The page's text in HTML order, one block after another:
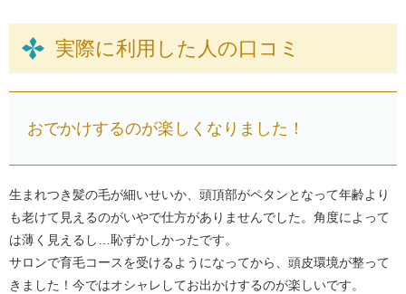
実際に利用した人の口コミ
おでかけするのが楽しくなりました！
生まれつき髪の毛が細いせいか、頭頂部がペタンとなって年齢より
も老けて見えるのがいやで仕方がありませんでした。角度によって
は薄く見えるし…恥ずかしかったです。
サロンで育毛コースを受けるようになってから、頭皮環境が整って
きました！今ではオシャレしてお出かけするのが楽しいです。